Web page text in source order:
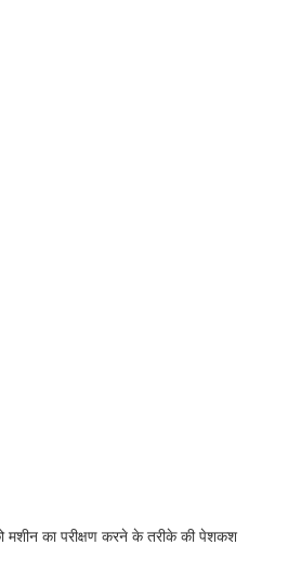
का परीक्षण करने के तरीके की पेशकश